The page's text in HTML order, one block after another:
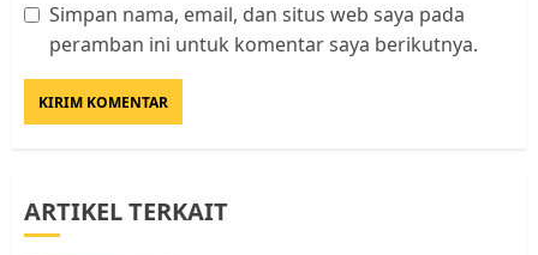
Simpan nama, email, dan situs web saya pada
peramban ini untuk komentar saya berikutnya.
ARTIKEL TERKAIT
Datangi Pemko Batam, Warga
Warga Rempang Ajukan